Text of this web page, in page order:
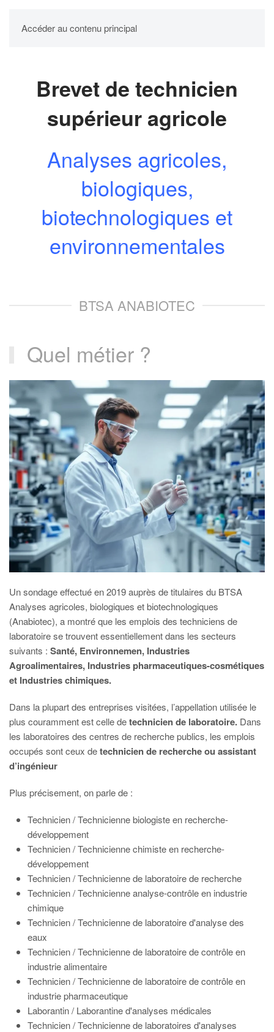
Accéder au contenu principal
UPBM
Brevet de technicien
supérieur agricole
Analyses agricoles,
biologiques,
biotechnologiques et
environnementales
BTSA ANABIOTEC
Quel métier ?
Un sondage effectué en 2019 auprès de titulaires du BTSA
Analyses agricoles, biologiques et biotechnologiques
(Anabiotec), a montré que les emplois des techniciens de
laboratoire se trouvent essentiellement dans les secteurs
suivants : Santé, Environnemen, Industries
Agroalimentaires, Industries pharmaceutiques-cosmétiques
et Industries chimiques.
Dans la plupart des entreprises visitées, l’appellation utilisée le
plus couramment est celle detechnicien de laboratoire. Dans
les laboratoires des centres de recherche publics, les emplois
occupés sont ceux detechnicien de recherche ou assistant
d’ingénieur
Plus précisement, on parle de :
Technicien / Technicienne biologiste en recherche-
développement
Technicien / Technicienne chimiste en recherche-
développement
Technicien / Technicienne de laboratoire de recherche
Technicien / Technicienne analyse-contrôle en industrie
chimique
Technicien / Technicienne de laboratoire d'analyse des
eaux
Technicien / Technicienne de laboratoire de contrôle en
industrie alimentaire
Technicien / Technicienne de laboratoire de contrôle en
industrie pharmaceutique
Laborantin / Laborantine d'analyses médicales
Technicien / Technicienne de laboratoires d'analyses